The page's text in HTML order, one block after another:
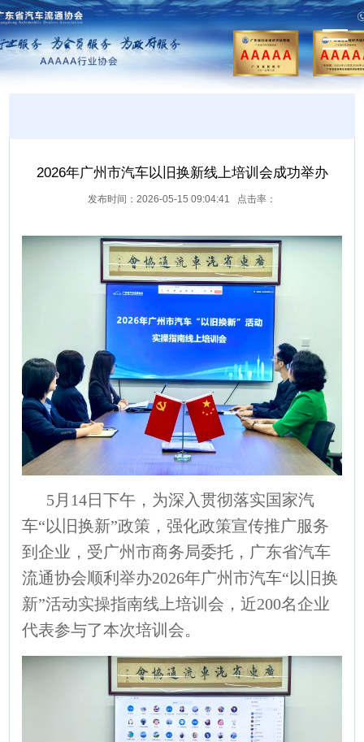
2026年广州市汽车以旧换新线上培训会成功举办
发布时间：2026-05-15 09:04:41 点击率：
5月14日下午，为深入贯彻落实国家汽
车“以旧换新”政策，强化政策宣传推广服务
到企业，受广州市商务局委托，广东省汽车
流通协会顺利举办2026年广州市汽车“以旧换
新”活动实操指南线上培训会，近200名企业
代表参与了本次培训会。